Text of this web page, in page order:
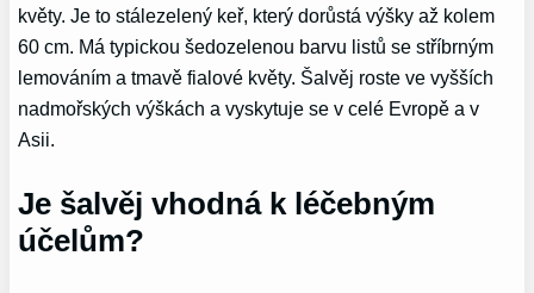
květy. Je to stálezelený keř, který dorůstá výšky až kolem
60 cm. Má typickou šedozelenou barvu listů se stříbrným
lemováním a tmavě fialové květy. Šalvěj roste ve vyšších
nadmořských výškách a vyskytuje se v celé Evropě a v
Asii.
Je šalvěj vhodná k léčebným
účelům?